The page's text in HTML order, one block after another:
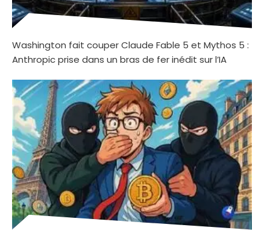
Washington fait couper Claude Fable 5 et Mythos 5 :
Anthropic prise dans un bras de fer inédit sur l’IA